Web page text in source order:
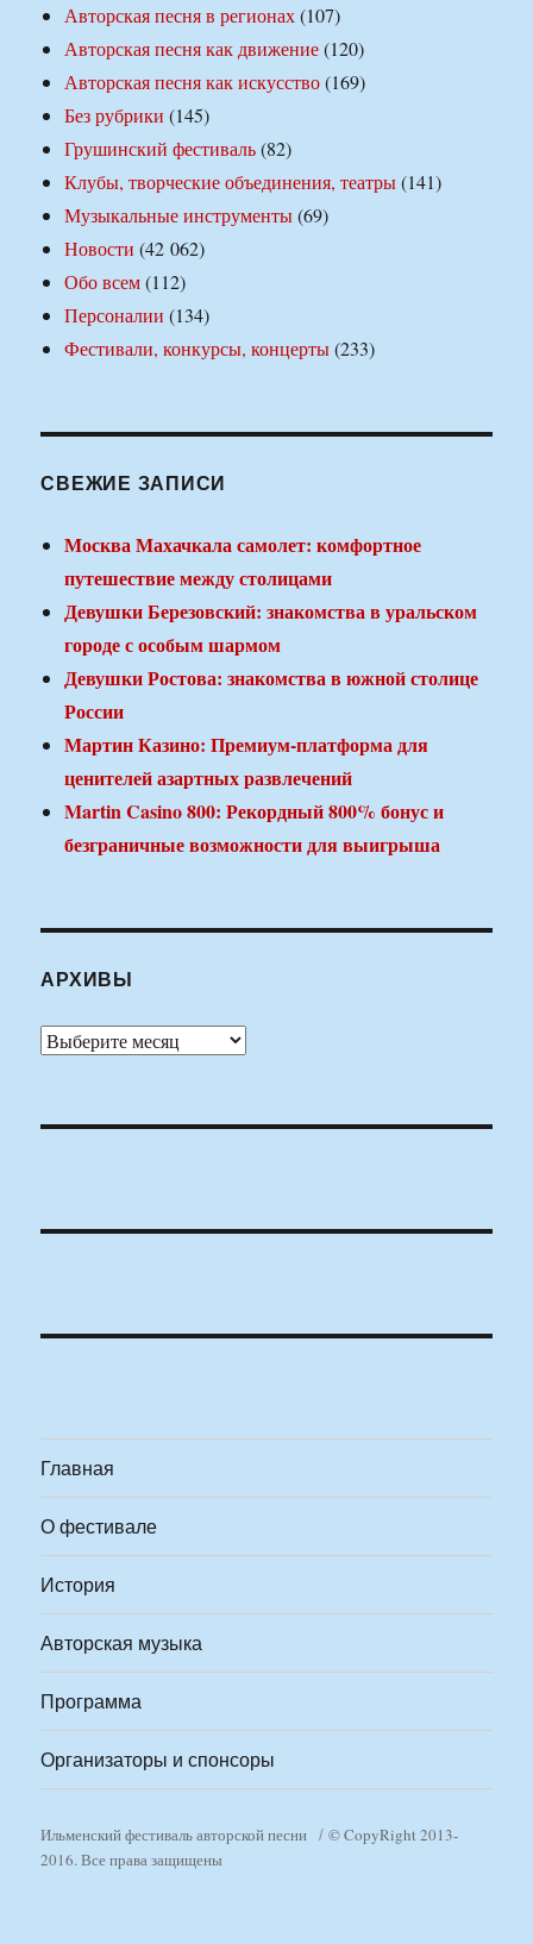
Авторская песня в регионах(107)
Авторская песня как движение(120)
Авторская песня как искусство(169)
Без рубрики (145)
Грушинский фестиваль(82)
Клубы, творческие объединения, театры(141)
Музыкальные инструменты(69)
Новости (42 062)
Обо всем(112)
Персоналии (134)
Фестивали, конкурсы, концерты(233)
СВЕЖИЕ ЗАПИСИ
Москва Махачкала самолет: комфортное
путешествие между столицами
Девушки Березовский: знакомства в уральском
городе с особым шармом
Девушки Ростова: знакомства в южной столице
России
Мартин Казино: Премиум-платформа для
ценителей азартных развлечений
Martin Casino 800: Рекордный 800% бонус и
безграничные возможности для выигрыша
АРХИВЫ
Архивы
Главная
О фестивале
История
Авторская музыка
Программа
Организаторы и спонсоры
Ильменский фестиваль авторской песни
© CopyRight 2013-
2016. Все права защищены